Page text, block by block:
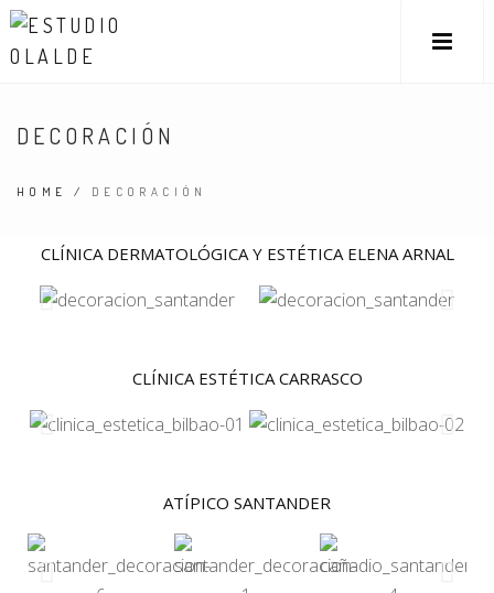
DECORACIÓN
HOME / DECORACIÓN
CLÍNICA DERMATOLÓGICA Y ESTÉTICA ELENA ARNAL
CLÍNICA ESTÉTICA CARRASCO
ATÍPICO SANTANDER